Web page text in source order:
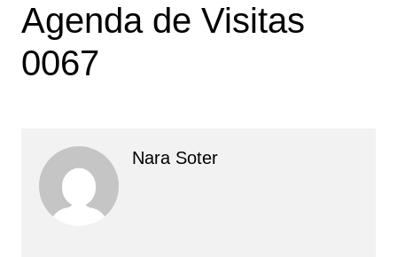
Agenda de Visitas
0067
Nara Soter